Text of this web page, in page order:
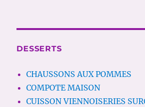
DESSERTS
CHAUSSONS AUX POMMES
COMPOTE MAISON
CUISSON VIENNOISERIES